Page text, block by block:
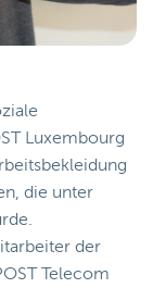
Luxembourg
die unter
der
Telecom